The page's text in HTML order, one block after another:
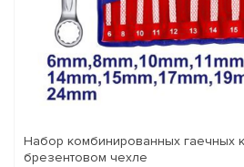
Набор комбинированных гаечных
брезентовом чехле